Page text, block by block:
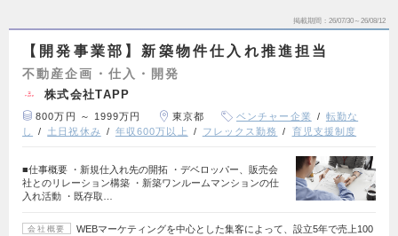
掲載期間 26/07/30～26/08/12
【開発事業部】新築物件仕入れ推進担当
不動産企画・仕入・開発
株式会社TAPP
800万円 ～ 1999万円 東京都 ベンチャー企業
転勤な
し
土日祝休み 年収600万以上 フレックス勤務 育児支援制度
■仕事概要 ・新規仕入れ先の開拓 ・デベロッパー、販売会
社とのリレーション構築 ・新築ワンルームマンションの仕
入れ活動 ・既存取…
会社概要
WEBマーケティングを中心とした集客によって、設立5年で売上100